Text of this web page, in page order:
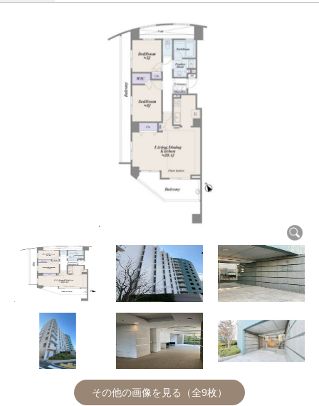
その他の画像を見る（全9枚）